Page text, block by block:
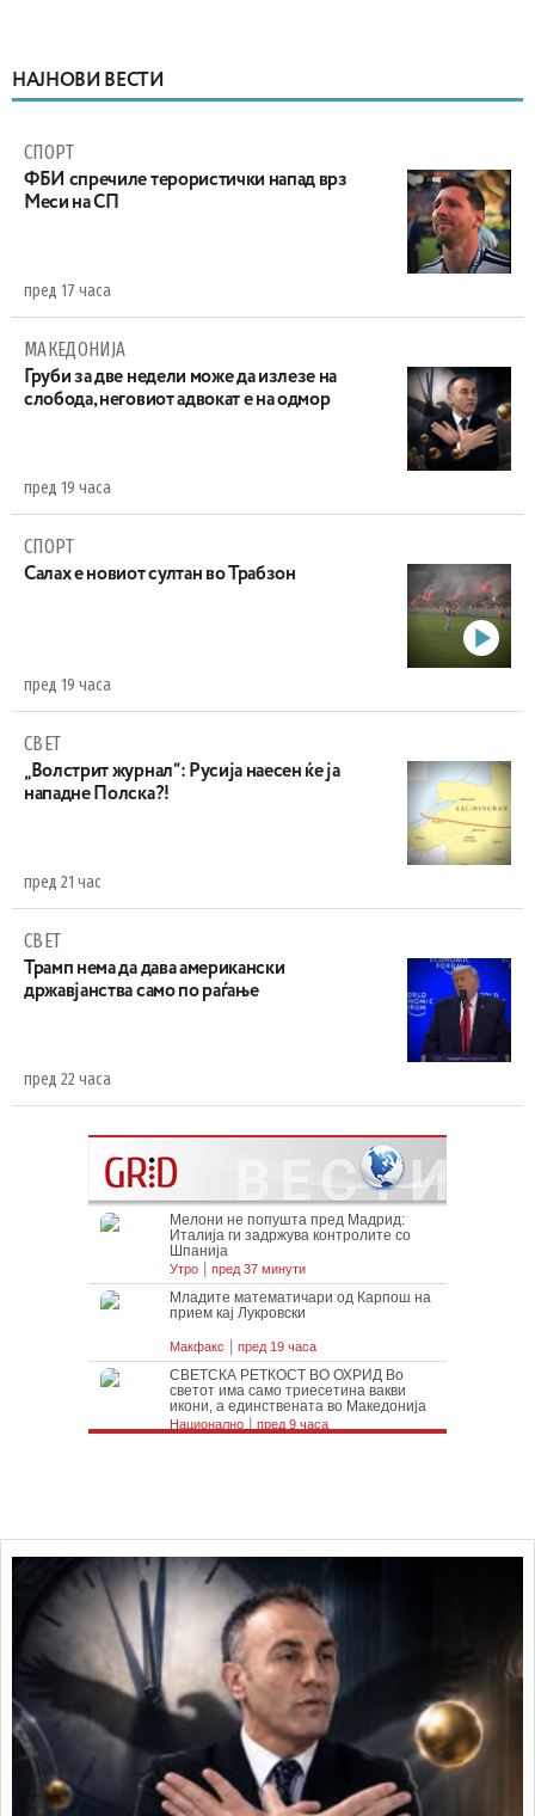
НАЈНОВИ ВЕСТИ
СПОРТ
ФБИ спречиле терористички напад врз
Меси на СП
пред 17 часа
МАКЕДОНИЈА
Груби за две недели може да излезе на
слобода, неговиот адвокат е на одмор
пред 19 часа
СПОРТ
Салах е новиот султан во Трабзон
пред 19 часа
СВЕТ
„Волстрит журнал“: Русија наесен ќе ја
нападне Полска?!
пред 21 час
СВЕТ
Трамп нема да дава американски
државјанства само по раѓање
пред 22 часа